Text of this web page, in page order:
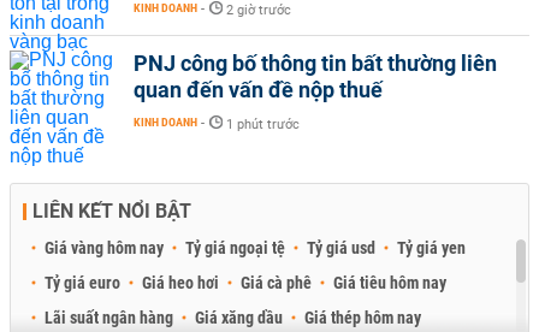
KINH DOANH - 2 giờ trước
PNJ công bố thông tin bất thường liên
quan đến vấn đề nộp thuế
KINH DOANH - 1 phút trước
LIÊN KẾT NỔI BẬT
Giá vàng hôm nay Tỷ giá ngoại tệ Tỷ giá usd
Tỷ giá yen
Tỷ giá euro
Giá heo hơi Giá cà phê
Giá tiêu hôm nay
Lãi suất ngân hàng
Giá xăng dầu Giá thép hôm nay